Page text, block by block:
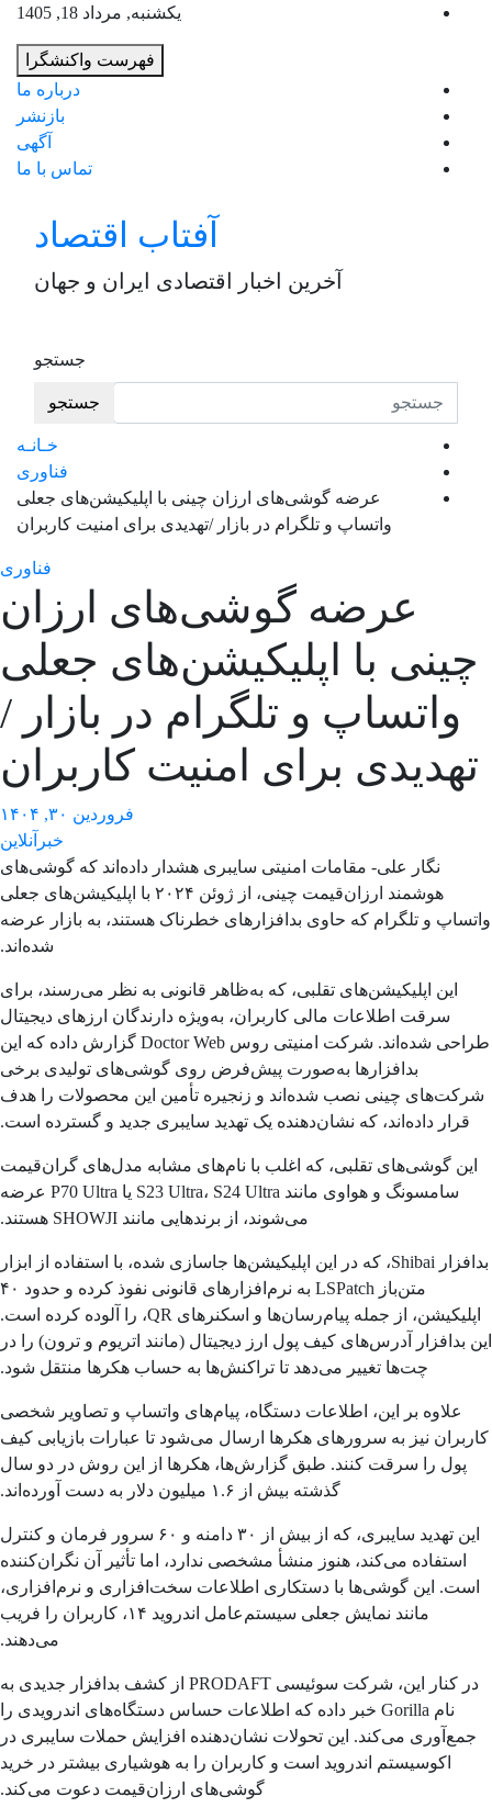
یکشنبه, مرداد 18, 1405
فهرست واکنشگرا
درباره ما
بازنشر
آگهی
تماس با ما
آفتاب اقتصاد
آخرین اخبار اقتصادی ایران و جهان
جستجو
جستجو
خـانـه
فناوری
عرضه گوشی‌های ارزان چینی با اپلیکیشن‌های جعلی
واتساپ و تلگرام در بازار /تهدیدی برای امنیت کاربران
فناوری
عرضه گوشی‌های ارزان
با اپلیکیشن‌های جعلی
واتساپ و تلگرام در بازار /
برای امنیت کاربران
فروردین ۳۰, ۱۴۰۴
خبرآنلاین
نگار علی- مقامات امنیتی سایبری هشدار داده‌اند که گوشی‌های
هوشمند ارزان‌قیمت چینی، از ژوئن ۲۰۲۴ با اپلیکیشن‌های جعلی
و تلگرام که حاوی بدافزارهای خطرناک هستند، به بازار عرضه
شده‌اند.
این اپلیکیشن‌های تقلبی، که به‌ظاهر قانونی به نظر می‌رسند، برای
سرقت اطلاعات مالی کاربران، به‌ویژه دارندگان ارزهای دیجیتال
طراحی شده‌اند. شرکت امنیتی روس Doctor Web گزارش داده که این
بدافزارها به‌صورت پیش‌فرض روی گوشی‌های تولیدی برخی
چینی نصب شده‌اند و زنجیره تأمین این محصولات را هدف
قرار داده‌اند، که نشان‌دهنده یک تهدید سایبری جدید و گسترده است.
گوشی‌های تقلبی، که اغلب با نام‌های مشابه مدل‌های گران‌قیمت
سامسونگ و هواوی مانند S23 Ultra، S24 Ultra یا P70 Ultra عرضه
می‌شوند، از برندهایی مانند SHOWJI هستند.
بدافزار Shibai، که در این اپلیکیشن‌ها جاسازی شده، با استفاده از ابزار
متن‌باز LSPatch به نرم‌افزارهای قانونی نفوذ کرده و حدود ۴۰
اپلیکیشن، از جمله پیام‌رسان‌ها و اسکنرهای QR، را آلوده کرده است.
بدافزار آدرس‌های کیف پول ارز دیجیتال (مانند اتریوم و ترون) را در
چت‌ها تغییر می‌دهد تا تراکنش‌ها به حساب هکرها منتقل شود.
علاوه بر این، اطلاعات دستگاه، پیام‌های واتساپ و تصاویر شخصی
نیز به سرورهای هکرها ارسال می‌شود تا عبارات بازیابی کیف
پول را سرقت کنند. طبق گزارش‌ها، هکرها از این روش در دو سال
گذشته بیش از ۱.۶ میلیون دلار به دست آورده‌اند.
این تهدید سایبری، که از بیش از ۳۰ دامنه و ۶۰ سرور فرمان و کنترل
استفاده می‌کند، هنوز منشأ مشخصی ندارد، اما تأثیر آن نگران‌کننده
این گوشی‌ها با دستکاری اطلاعات سخت‌افزاری و نرم‌افزاری،
مانند نمایش جعلی سیستم‌عامل اندروید ۱۴، کاربران را فریب
می‌دهند.
در کنار این، شرکت سوئیسی PRODAFT از کشف بدافزار جدیدی به
نام Gorilla خبر داده که اطلاعات حساس دستگاه‌های اندرویدی را
جمع‌آوری می‌کند. این تحولات نشان‌دهنده افزایش حملات سایبری در
اکوسیستم اندروید است و کاربران را به هوشیاری بیشتر در خرید
گوشی‌های ارزان‌قیمت دعوت می‌کند.